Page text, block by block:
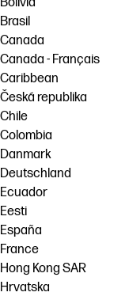
Brasil
Canada
Canada - Français
Caribbean
Česká republika
Chile
Colombia
Danmark
Deutschland
Ecuador
Eesti
España
France
Hong Kong SAR
Hrvatska